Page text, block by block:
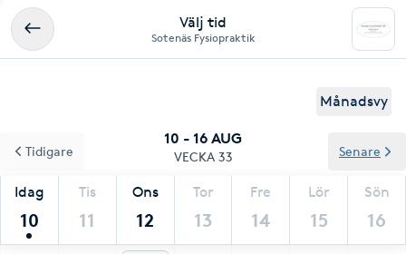
Välj tid
Sotenäs Fysiopraktik
Månadsvy
10 - 16 AUG
VECKA 33
Idag
10
Tis
11
Ons
12
Tor
13
Fre
14
Lör
15
Sön
16
Tidigare Senare